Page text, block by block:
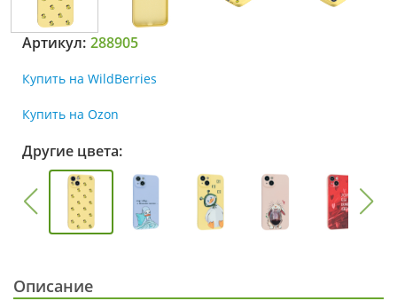
Артикул: 288905
Купить на WildBerries
Купить на Ozon
Другие цвета:
Описание